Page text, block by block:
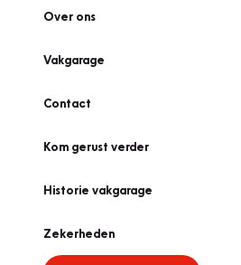
Over ons
Vakgarage
Contact
Kom gerust verder
Historie vakgarage
Zekerheden